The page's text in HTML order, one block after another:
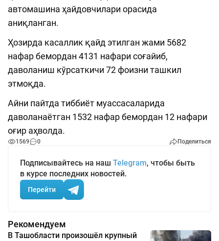
автомашина ҳайдовчилари орасида
аниқланган.
Ҳозирда касаллик қайд этилган жами 5682
нафар бемордан 4131 нафари соғайиб,
даволаниш кўрсаткичи 72 фоизни ташкил
этмоқда.
Айни пайтда тиббиёт муассасаларида
даволанаётган 1532 нафар бемордан 12 нафари
оғир аҳволда.
1569 0 Поделиться
Подписывайтесь на наш Telegram, чтобы быть
в курсе последних новостей.
Перейти
Рекомендуем
В Ташобласти произошёл крупный